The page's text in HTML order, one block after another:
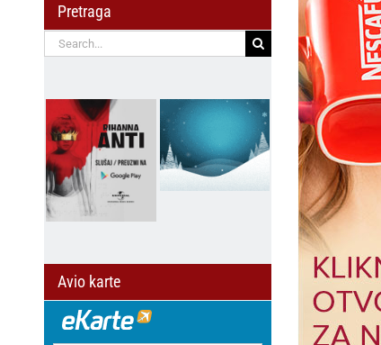
Pretraga
Search
for:
Avio karte